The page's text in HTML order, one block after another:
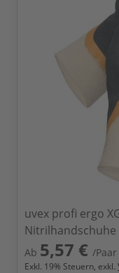
uvex profi ergo
Nitrilhandschuhe
Ab 5,57 € /Paar
Exkl. 19% Steuern, exkl.